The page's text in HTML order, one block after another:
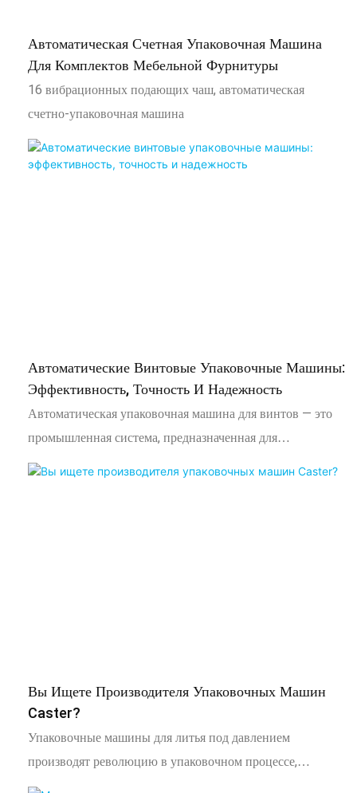
Автоматическая Счетная Упаковочная Машина
Для Комплектов Мебельной Фурнитуры
16 вибрационных подающих чаш, автоматическая
счетно-упаковочная машина
Автоматические Винтовые Упаковочные Машины:
Эффективность, Точность И Надежность
Автоматическая упаковочная машина для винтов — это
промышленная система, предназначенная для
автоматического подсчёта, порционирования и упаковки
Вы Ищете Производителя Упаковочных Машин
Caster?
Упаковочные машины для литья под давлением
производят революцию в упаковочном процессе,
обеспечивая непревзойденную эффективность,